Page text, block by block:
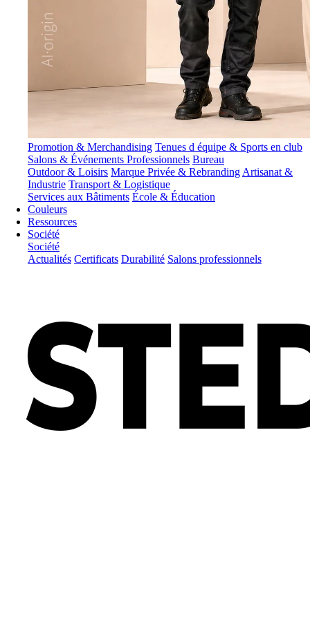
Promotion & Merchandising Tenues d équipe & Sports en club
Salons & Événements Professionnels Bureau
Outdoor & Loisirs Marque Privée & Rebranding Artisanat &
Industrie Transport & Logistique
Services aux Bâtiments École & Éducation
Couleurs
Ressources
Société
Société
Actualités Certificats Durabilité Salons professionnels